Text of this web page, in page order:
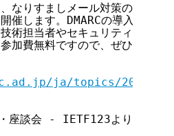
なりすましメール対策の最前線
催します。DMARCの導入効果を
術担当者やセキュリティ関係者
加費無料ですので、ぜひご登録
ja/topics/2025/
座談会 - IETF123より - ◇